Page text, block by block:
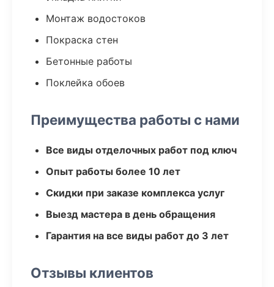
Монтаж водостоков
Покраска стен
Бетонные работы
Поклейка обоев
Преимущества работы с нами
Все виды отделочных работ под ключ
Опыт работы более 10 лет
Скидки при заказе комплекса услуг
Выезд мастера в день обращения
Гарантия на все виды работ до 3 лет
Отзывы клиентов